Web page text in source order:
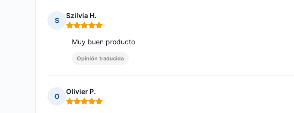
S
Szilvia H.
Nota: 5 de 5
Muy buen producto
Opinión traducida
O
Olivier P.
Nota: 5 de 5